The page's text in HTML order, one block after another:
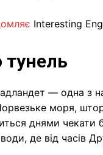
Іnteresting
тунель
— одна з
моря,
днями чекати
де від часів